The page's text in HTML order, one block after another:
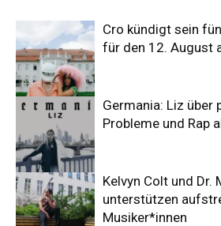
Cro kündigt sein
für den 12. August
Germania: Liz über
Probleme und Rap
Kelvyn Colt und Dr.
unterstützen
Musiker*innen